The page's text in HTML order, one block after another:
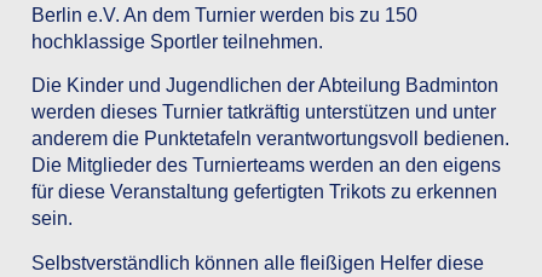
Berlin e.V. An dem Turnier werden bis zu 150
hochklassige Sportler teilnehmen.
Die Kinder und Jugendlichen der Abteilung Badminton
werden dieses Turnier tatkräftig unterstützen und unter
anderem die Punktetafeln verantwortungsvoll bedienen.
Die Mitglieder des Turnierteams werden an den eigens
für diese Veranstaltung gefertigten Trikots zu erkennen
sein.
Selbstverständlich können alle fleißigen Helfer diese